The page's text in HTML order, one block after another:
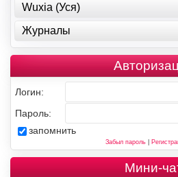
Wuxia (Уся)
Журналы
Логин:
Пароль:
запомнить
Забыл пароль|
Мини-